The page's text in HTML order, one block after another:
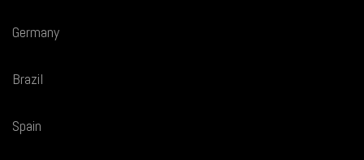
Germany
Brazil
Spain